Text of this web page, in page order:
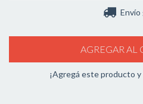
Envío
¡Agregá este producto y